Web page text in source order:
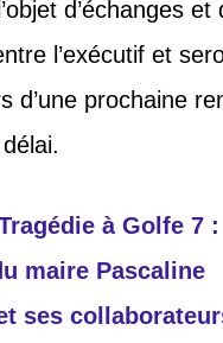
d’échanges et
l’exécutif et
d’une prochaine
à Golfe 7
maire Pascaline
ses